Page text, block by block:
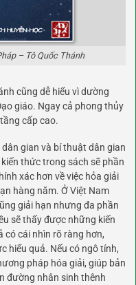
– Tô Quốc Thánh
cũng dễ hiểu vì dường
giáo. Ngay cả phong thủy
cấp cao.
gian và bí thuật dân gian
thức trong sách sẽ phần
xác hơn về việc hỏa giải
hàng năm. Ở Việt Nam
giải hạn nhưng đa phần
sẽ thấy được những kiến
có cái nhìn rõ ràng hơn,
hiểu quả. Nếu có ngô tính,
pháp hóa giải, giúp bản
đường nhân sinh thênh